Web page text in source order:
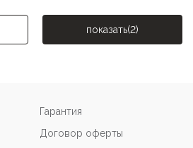
показать(2)
Гарантия
Договор оферты